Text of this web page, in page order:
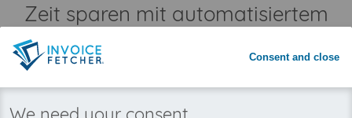
Zeit sparen mit automatisiertem
Nie wieder Rechnungen übersehenConsent and close